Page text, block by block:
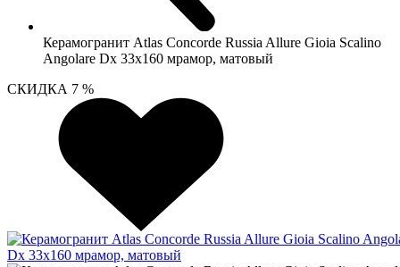
Керамогранит Atlas Concorde Russia Allure Gioia Scalino
Angolare Dx 33x160 мрамор, матовый
СКИДКА 7 %